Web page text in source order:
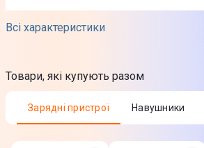
Всі характеристики
Англійська
Сумісність
Linux
Windows
110 шт
Товари, які купують разом
Зарядні пристрої Навушники